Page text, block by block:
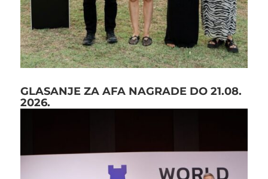
GLASANJE ZA AFA NAGRADE DO 21.08.
2026.